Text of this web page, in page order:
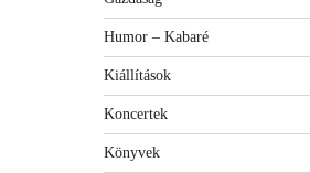
Humor – Kabaré
Kiállítások
Koncertek
Könyvek